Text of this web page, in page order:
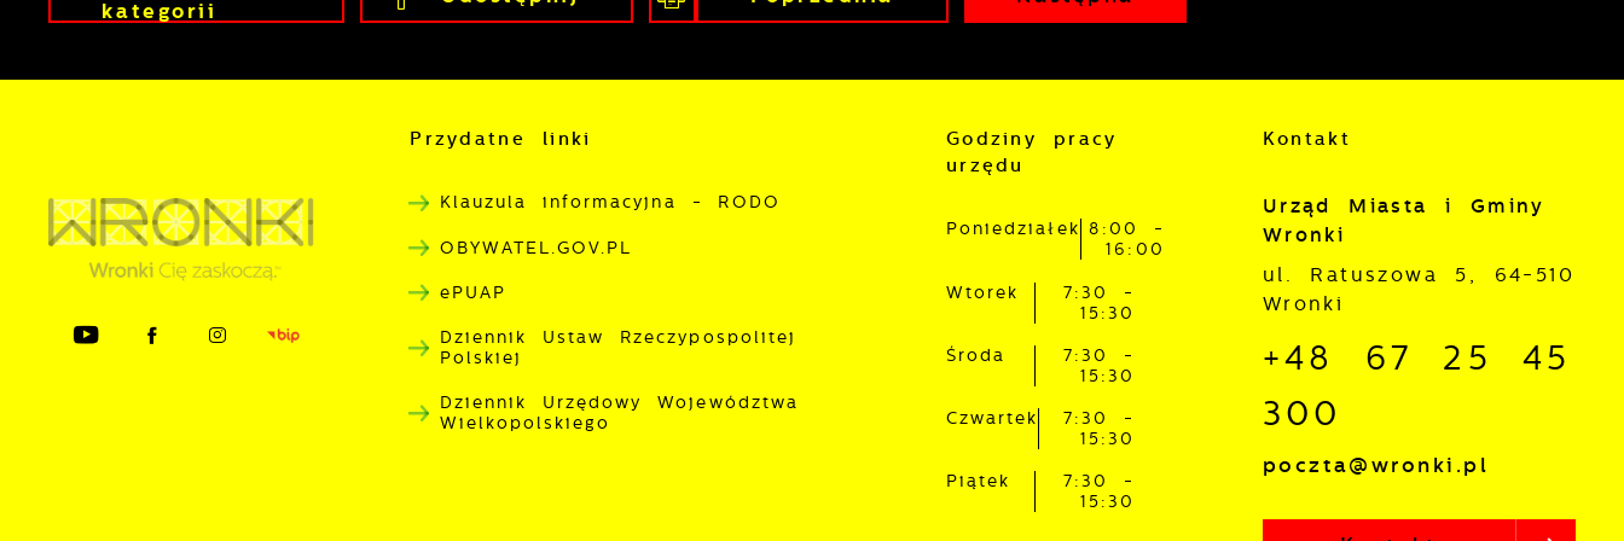
kategorii
Przydatne linki
Klauzula informacyjna - RODO
OBYWATEL.GOV.PL
ePUAP
Dziennik Ustaw Rzeczypospolitej
Polskiej
Dziennik Urzędowy Województwa
Wielkopolskiego
Godziny pracy
urzędu
Poniedziałek
8:00 -
16:00
Wtorek
7:30 -
15:30
Środa
7:30 -
15:30
Czwartek
7:30 -
15:30
Piątek
7:30 -
15:30
Kontakt
Urząd Miasta i Gminy
Wronki
ul. Ratuszowa 5, 64-510
Wronki
+48 67 25 45
300
poczta@wronki.pl
witryny internetowej. Treści promocyjne mogą pojawić się
w charakterze pośredników prezentujących nasze treści w